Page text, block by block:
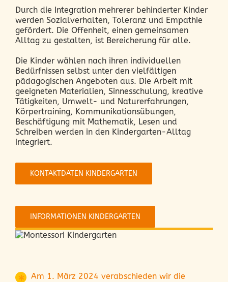
Durch die Integration mehrerer behinderter Kinder
werden Sozialverhalten, Toleranz und Empathie
gefördert. Die Offenheit, einen gemeinsamen
Alltag zu gestalten, ist Bereicherung für alle.
Die Kinder wählen nach ihren individuellen
Bedürfnissen selbst unter den vielfältigen
pädagogischen Angeboten aus. Die Arbeit mit
geeigneten Materialien, Sinnesschulung, kreative
Tätigkeiten, Umwelt- und Naturerfahrungen,
Körpertraining, Kommunikationsübungen,
Beschäftigung mit Mathematik, Lesen und
Schreiben werden in den Kindergarten-Alltag
integriert.
KONTAKTDATEN KINDERGARTEN
INFORMATIONEN KINDERGARTEN
Am 1. März 2024 verabschieden wir die